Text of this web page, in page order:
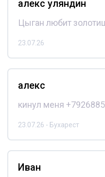
алекс уляндин
Цыган любит
23.07.26
алекс
кинул меня
23.07.26 - Бухарест
Иван